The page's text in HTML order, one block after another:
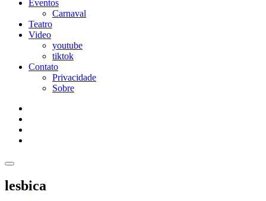
Eventos
Carnaval
Teatro
Video
youtube
tiktok
Contato
Privacidade
Sobre
lesbica